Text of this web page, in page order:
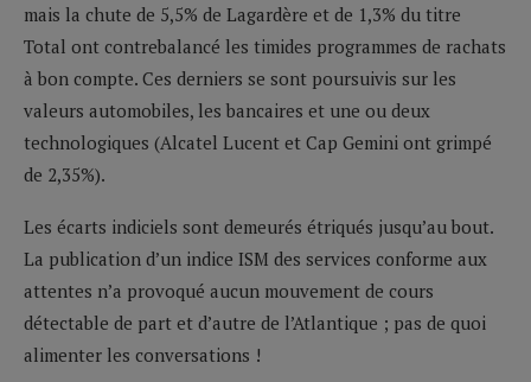
mais la chute de 5,5% de Lagardère et de 1,3% du titre
Total ont contrebalancé les timides programmes de rachats
à bon compte. Ces derniers se sont poursuivis sur les
valeurs automobiles, les bancaires et une ou deux
technologiques (Alcatel Lucent et Cap Gemini ont grimpé
de 2,35%).
Les écarts indiciels sont demeurés étriqués jusqu’au bout.
La publication d’un indice ISM des services conforme aux
attentes n’a provoqué aucun mouvement de cours
détectable de part et d’autre de l’Atlantique ; pas de quoi
alimenter les conversations !